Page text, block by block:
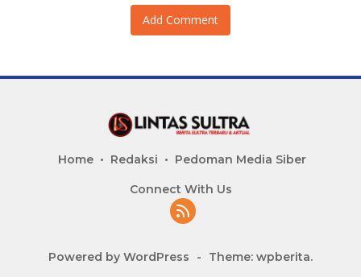
Add Comment
Home Redaksi Pedoman Media Siber
Connect With Us
Powered by WordPress - Theme: wpberita.